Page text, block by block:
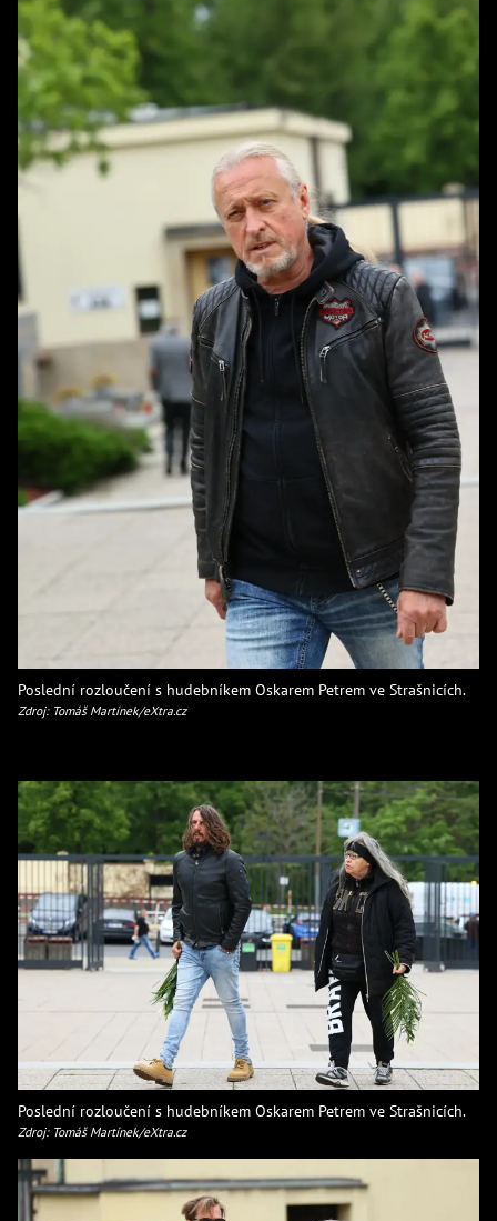
Poslední rozloučení s hudebníkem Oskarem Petrem ve Strašnicích.
Zdroj: Tomáš Martínek/eXtra.cz
Poslední rozloučení s hudebníkem Oskarem Petrem ve Strašnicích.
Zdroj: Tomáš Martínek/eXtra.cz